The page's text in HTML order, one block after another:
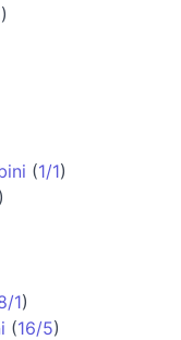
)
(1/1)
)
1)
(16/5)